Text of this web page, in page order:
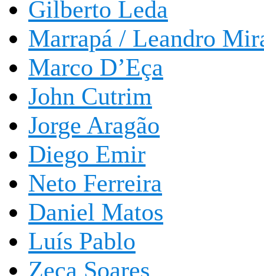
Gilberto Leda
Marrapá / Leandro
Marco D’Eça
John Cutrim
Jorge Aragão
Diego Emir
Neto Ferreira
Daniel Matos
Luís Pablo
Zeca Soares